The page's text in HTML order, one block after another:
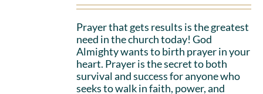
Prayer that gets results is the greatest
need in the church today! God
Almighty wants to birth prayer in your
heart. Prayer is the secret to both
survival and success for anyone who
seeks to walk in faith, power, and